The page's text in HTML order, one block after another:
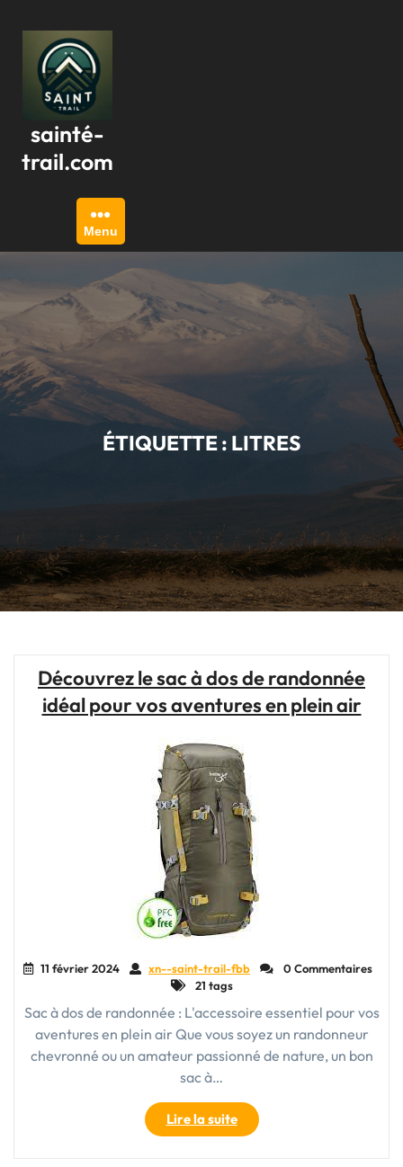
contenu
sainté-
trail.com
Menu
ÉTIQUETTE : LITRES
Découvrez le sac à dos de randonnée
idéal pour vos aventures en plein air
11 février 2024 xn--saint-trail-fbb
0 Commentaires
21 tags
Sac à dos de randonnée : L'accessoire essentiel pour vos
aventures en plein air Que vous soyez un randonneur
chevronné ou un amateur passionné de nature, un bon
sac à…
Lire la suite"Découvrez
le
sac